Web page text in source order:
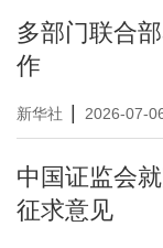
多部门联合
作
新华社 2026-07-
中国证监会
征求意见